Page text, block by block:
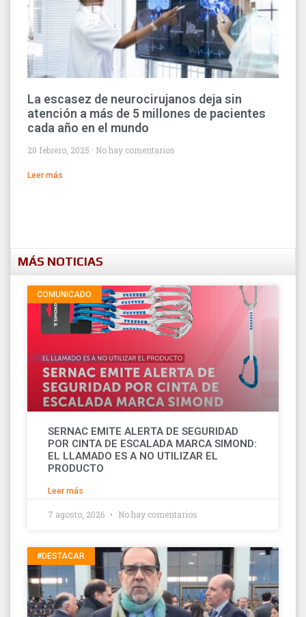
La escasez de neurocirujanos deja sin
atención a más de 5 millones de pacientes
cada año en el mundo
20 febrero, 2025 No hay comentarios
Leer más
MÁS NOTICIAS
COMUNICADO
SERNAC EMITE ALERTA DE SEGURIDAD
POR CINTA DE ESCALADA MARCA SIMOND:
EL LLAMADO ES A NO UTILIZAR EL
PRODUCTO
Leer más
7 agosto, 2026 No hay comentarios
#DESTACAR